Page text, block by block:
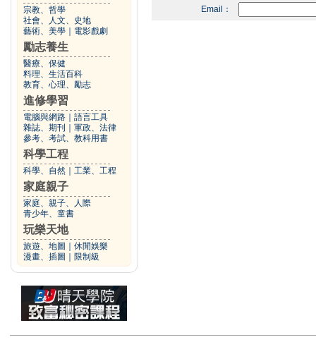
宗教、哲學
社會、人文、史地
藝術、美學
電影戲劇
勵志養生
醫療、保健
料理、生活百科
教育、心理、勵志
進修學習
電腦與網路
語言工具
雜誌、期刊
軍政、法律
參考、考試、教科用書
科學工程
科學、自然 工業、工程
家庭親子
家庭、親子、人際
青少年、童書
玩樂天地
旅遊、地圖
休閒娛樂
漫畫、插圖
限制級
Email：